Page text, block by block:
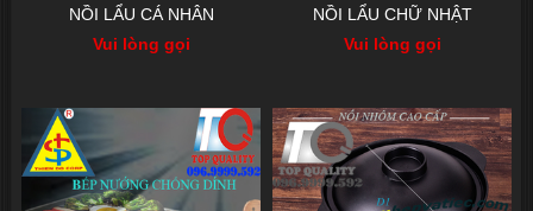
NỒI LẨU CÁ NHÂN
Vui lòng gọi
NỒI LẨU CHỮ NHẬT
Vui lòng gọi